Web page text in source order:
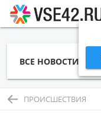
ВСЕ НОВОСТИ
ПРОИСШЕСТВИЯ